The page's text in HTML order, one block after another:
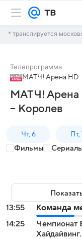
* транслируется
Телепрограмма
МАТЧ! Арена HD
МАТЧ! Арена
– Королев
Чт, 6 Пт,
Фильмы
13:55
Команда
14:25
Чемпионат